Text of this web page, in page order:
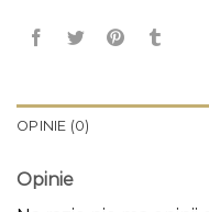
OPINIE (0)
Opinie